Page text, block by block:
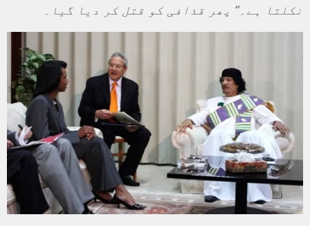
نکلتا ہے۔“ پھر قذافی کو قتل کر دیا گیا۔